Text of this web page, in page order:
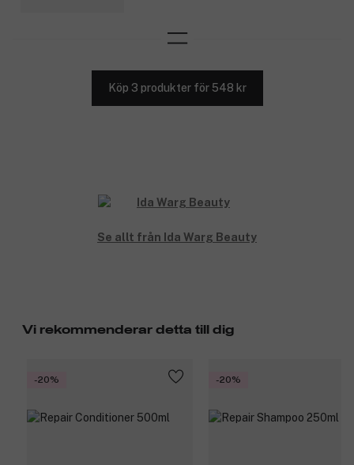
Köp 3 produkter för 548 kr
Se allt från Ida Warg Beauty
Vi rekommenderar detta till dig
-20% -20%